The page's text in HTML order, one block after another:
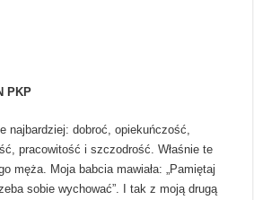
PKP
najbardziej: dobroć, opiekuńczość,
pracowitość i szczodrość. Właśnie te
męża. Moja babcia mawiała: „Pamiętaj
sobie wychować”. I tak z moją drugą